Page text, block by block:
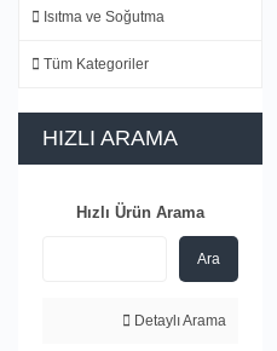
Isıtma ve Soğutma
Tüm Kategoriler
HIZLI ARAMA
Hızlı Ürün Arama
Ara
Detaylı Arama